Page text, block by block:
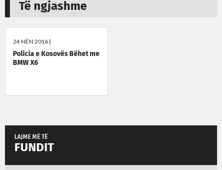
Të ngjashme
24 NËN 2016 |
Policia e Kosovës Bëhet me
BMW X6
LAJME MË TË
FUNDIT